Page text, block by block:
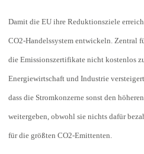
Damit die EU ihre Reduktionsziele
CO2-Handelssystem entwickeln. Zentral
die Emissionszertifikate nicht kostenlos
Energiewirtschaft und Industrie
dass die Stromkonzerne sonst den
weitergeben, obwohl sie nichts dafür
für die größten CO2-Emittenten.